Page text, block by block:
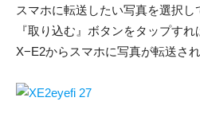
スマホに転送したい写真を選択し
『取り込む』ボタンをタップすれ
X−E2からスマホに写真が転送され